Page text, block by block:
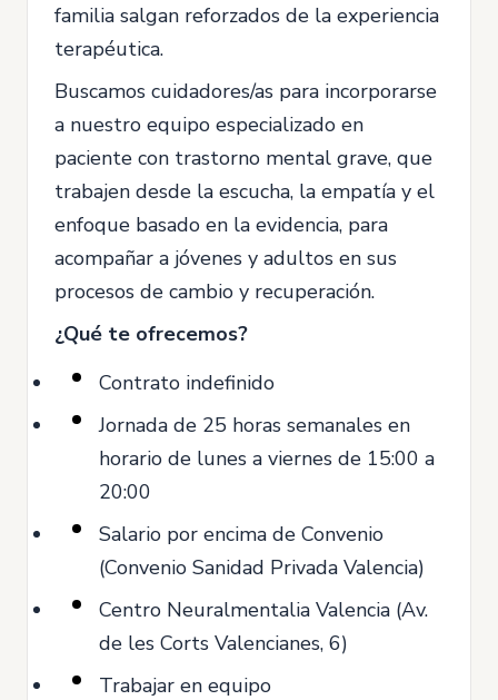
familia salgan reforzados de la experiencia
terapéutica.
Buscamos cuidadores/as para incorporarse
a nuestro equipo especializado en
paciente con trastorno mental grave, que
trabajen desde la escucha, la empatía y el
enfoque basado en la evidencia, para
acompañar a jóvenes y adultos en sus
procesos de cambio y recuperación.
¿Qué te ofrecemos?
Contrato indefinido
Jornada de 25 horas semanales en
horario de lunes a viernes de 15:00 a
20:00
Salario por encima de Convenio
(Convenio Sanidad Privada Valencia)
Centro Neuralmentalia Valencia (Av.
de les Corts Valencianes, 6)
Trabajar en equipo